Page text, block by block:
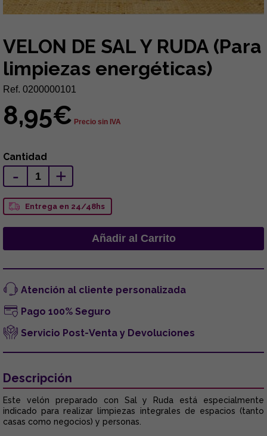
VELON DE SAL Y RUDA (Para
limpiezas energéticas)
Ref. 0200000101
8,95€ Precio sin IVA
Cantidad
- +
Entrega en 24/48hs
Atención al cliente personalizada
Pago 100% Seguro
Servicio Post-Venta y Devoluciones
Descripción
Este velón preparado con Sal y Ruda está especialmente
indicado para realizar limpiezas integrales de espacios (tanto
casas como negocios) y personas.